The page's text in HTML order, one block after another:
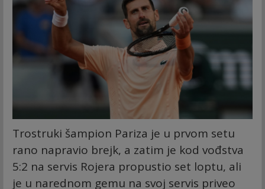
Trostruki šampion Pariza je u prvom setu
rano napravio brejk, a zatim je kod vođstva
5:2 na servis Rojera propustio set loptu, ali
je u narednom gemu na svoj servis priveo